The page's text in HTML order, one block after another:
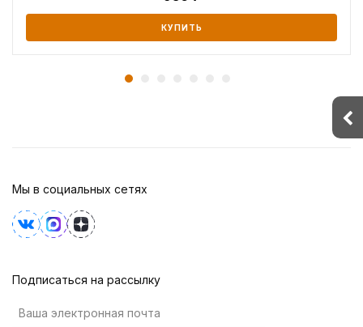
КУПИТЬ
Мы в социальных сетях
Подписаться на рассылку